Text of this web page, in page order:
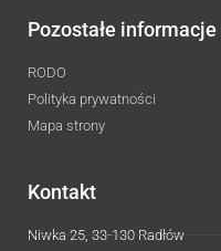
Pozostałe informacje
RODO
Polityka prywatności
Mapa strony
Kontakt
Niwka 25, 33-130 Radłów